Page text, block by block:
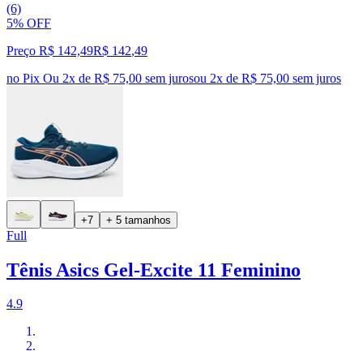
(6)
5% OFF
Preço R$ 142,49R$ 142,49
no Pix Ou 2x de R$ 75,00 sem jurosou 2x de R$ 75,00 sem juros
+7 + 5 tamanhos
Full
Tênis Asics Gel-Excite 11 Feminino
4.9